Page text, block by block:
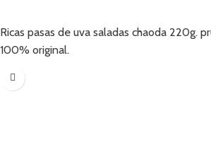
Ricas pasas de uva saladas chaoda 220g.
100% original.